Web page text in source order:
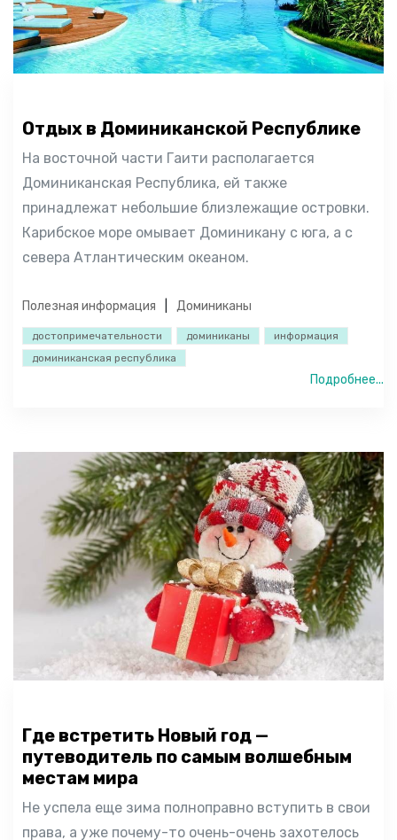
Отдых в Доминиканской Республике
На восточной части Гаити располагается
Доминиканская Республика, ей также
принадлежат небольшие близлежащие островки.
Карибское море омывает Доминикану с юга, а с
севера Атлантическим океаном.
Полезная информация Доминиканы
достопримечательности доминиканы
информация
доминиканская республика
Подробнее...
Где встретить Новый год —
путеводитель по самым волшебным
местам мира
Не успела еще зима полноправно вступить в свои
права, а уже почему-то очень-очень захотелось